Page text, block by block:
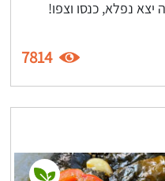
נפלא, כנסו וצפו!
7814